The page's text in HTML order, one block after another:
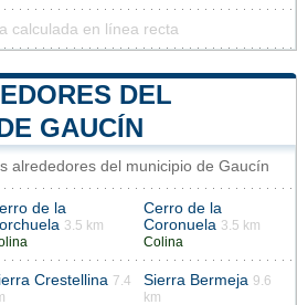
calculada en línea recta
DEL
GAUCÍN
alrededores del municipio de Gaucín
de la
3.5 km
Cerro de la
Coronuela 3.5 km
Colina
Crestellina 7.4
Sierra Bermeja 9.6
km